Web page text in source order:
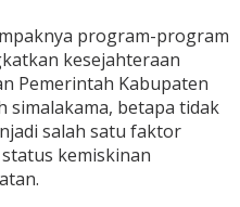
program-program
kesejahteraan
Pemerintah Kabupaten
simalakama, betapa tidak
salah satu faktor
kemiskinan